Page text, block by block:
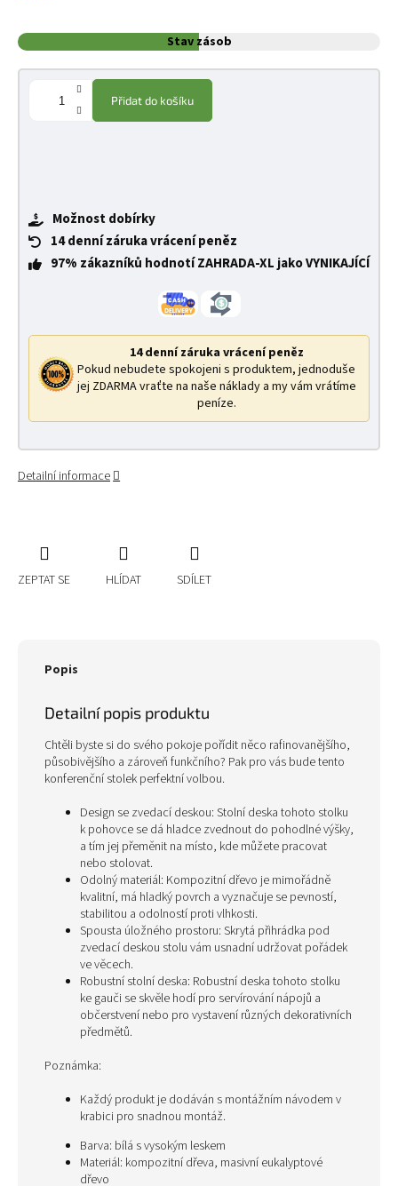
Stav zásob
Přidat do košíku
Možnost dobírky
14 denní záruka vrácení peněz
97% zákazníků hodnotí ZAHRADA-XL jako VYNIKAJÍCÍ
14 denní záruka vrácení peněz
Pokud nebudete spokojeni s produktem, jednoduše
jej ZDARMA vraťte na naše náklady a my vám vrátíme
peníze.
Detailní informace
ZEPTAT SE HLÍDAT SDÍLET
Popis
Detailní popis produktu
Chtěli byste si do svého pokoje pořídit něco rafinovanějšího,
působivějšího a zároveň funkčního? Pak pro vás bude tento
konferenční stolek perfektní volbou.
Design se zvedací deskou: Stolní deska tohoto stolku
k pohovce se dá hladce zvednout do pohodlné výšky,
a tím jej přeměnit na místo, kde můžete pracovat
nebo stolovat.
Odolný materiál: Kompozitní dřevo je mimořádně
kvalitní, má hladký povrch a vyznačuje se pevností,
stabilitou a odolností proti vlhkosti.
Spousta úložného prostoru: Skrytá přihrádka pod
zvedací deskou stolu vám usnadní udržovat pořádek
ve věcech.
Robustní stolní deska: Robustní deska tohoto stolku
ke gauči se skvěle hodí pro servírování nápojů a
občerstvení nebo pro vystavení různých dekorativních
předmětů.
Poznámka:
Každý produkt je dodáván s montážním návodem v
krabici pro snadnou montáž.
Barva: bílá s vysokým leskem
Materiál: kompozitní dřeva, masivní eukalyptové
dřevo